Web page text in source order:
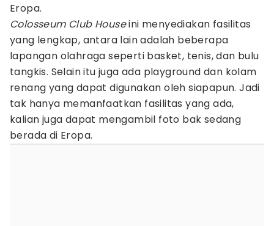
Eropa.
Colosseum Club Houseini menyediakan fasilitas
yang lengkap, antara lain adalah beberapa
lapangan olahraga seperti basket, tenis, dan bulu
tangkis. Selain itu juga ada playground dan kolam
renang yang dapat digunakan oleh siapapun. Jadi
tak hanya memanfaatkan fasilitas yang ada,
kalian juga dapat mengambil foto bak sedang
berada di Eropa.